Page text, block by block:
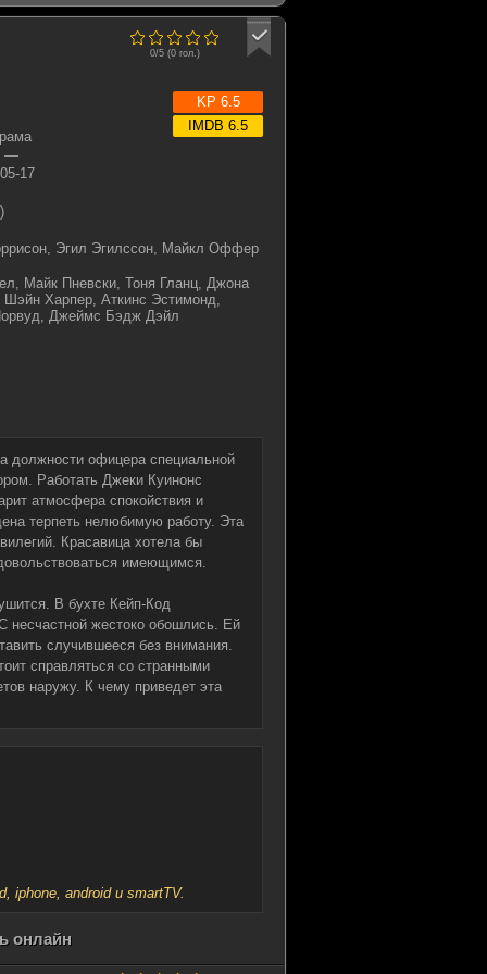
0/5 (0гол.)
KP 6.5
IMDB 6.5
—
17
Эгил Эгилссон, Майкл Оффер
Майк Пневски, Тоня Гланц, Джона
Харпер, Аткинс Эстимонд,
Джеймс Бэдж Дэйл
должности офицера специальной
Работать Джеки Куинонс
атмосфера спокойствия и
терпеть нелюбимую работу. Эта
Красавица хотела бы
имеющимся.
В бухте Кейп-Код
несчастной жестоко обошлись. Ей
случившееся без внимания.
справляться со странными
наружу. К чему приведет эта
iphone, android и smartTV.
онлайн